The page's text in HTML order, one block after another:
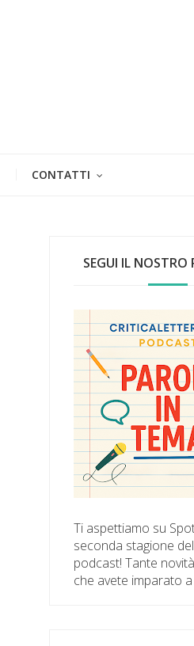
CONTATTI
SEGUI IL NOSTRO
Ti aspettiamo su
seconda stagione
podcast! Tante
che avete imparato